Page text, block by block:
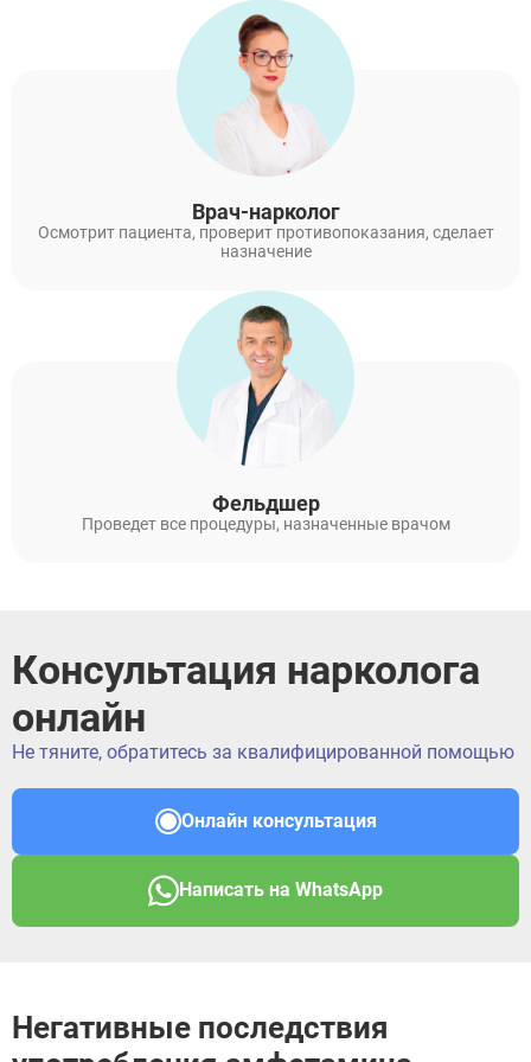
Врач-нарколог
Осмотрит пациента, проверит противопоказания, сделает
назначение
Фельдшер
Проведет все процедуры, назначенные врачом
Консультация нарколога
онлайн
Не тяните, обратитесь за квалифицированной помощью
Онлайн консультация
Написать на WhatsApp
Негативные последствия